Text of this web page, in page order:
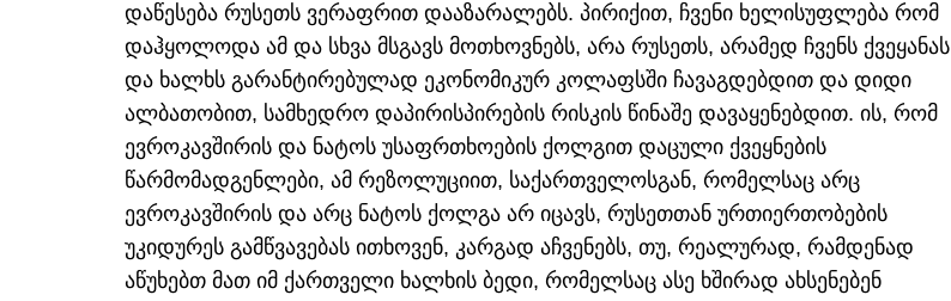
დაწესება რუსეთს ვერაფრით დააზარალებს. პირიქით, ჩვენი ხელისუფლება რომ
დაჰყოლოდა ამ და სხვა მსგავს მოთხოვნებს, არა რუსეთს, არამედ ჩვენს ქვეყანას
და ხალხს გარანტირებულად ეკონომიკურ კოლაფსში ჩავაგდებდით და დიდი
ალბათობით, სამხედრო დაპირისპირების რისკის წინაშე დავაყენებდით. ის, რომ
ევროკავშირის და ნატოს უსაფრთხოების ქოლგით დაცული ქვეყნების
წარმომადგენლები, ამ რეზოლუციით, საქართველოსგან, რომელსაც არც
ევროკავშირის და არც ნატოს ქოლგა არ იცავს, რუსეთთან ურთიერთობების
უკიდურეს გამწვავებას ითხოვენ, კარგად აჩვენებს, თუ, რეალურად, რამდენად
აწუხებთ მათ იმ ქართველი ხალხის ბედი, რომელსაც ასე ხშირად ახსენებენ